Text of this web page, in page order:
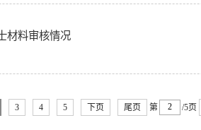
材料审核情况
3 4 5 下页 尾页 第 /5页